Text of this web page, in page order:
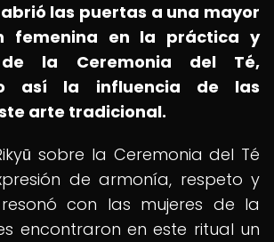
las puertas a una mayor
femenina en la práctica y
de la Ceremonia del Té,
así la influencia de las
arte tradicional.
sobre la Ceremonia del Té
de armonía, respeto y
con las mujeres de la
encontraron en este ritual un